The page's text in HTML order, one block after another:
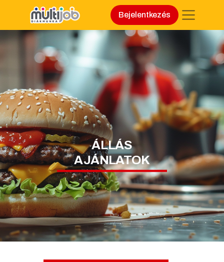
Bejelentkezés
ÁLLÁS
AJÁNLATOK